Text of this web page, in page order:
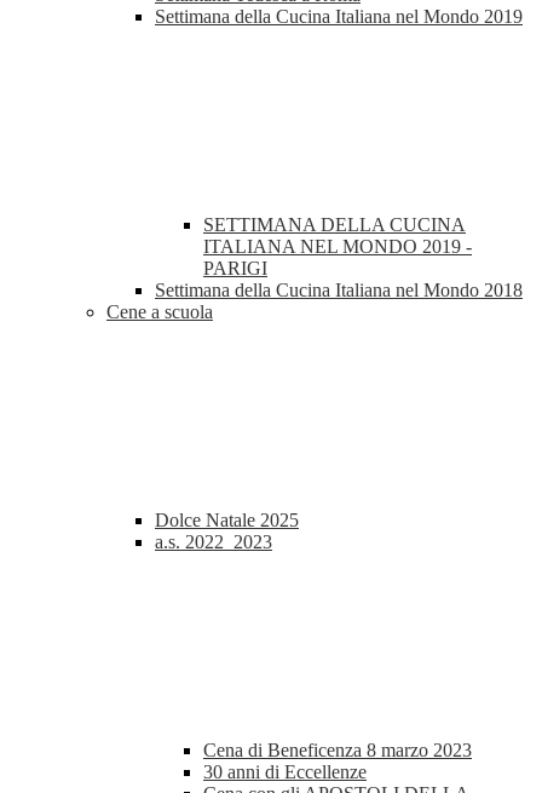
Settimana della Cucina Italiana nel Mondo 2019
SETTIMANA DELLA CUCINA
ITALIANA NEL MONDO 2019 -
PARIGI
Settimana della Cucina Italiana nel Mondo 2018
Cene a scuola
Dolce Natale 2025
a.s. 2022_2023
Cena di Beneficenza 8 marzo 2023
30 anni di Eccellenze